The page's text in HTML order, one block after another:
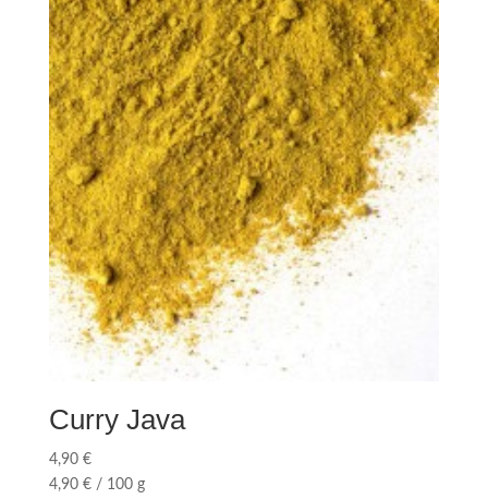
Curry Java
4,90 €
4,90 €/ 100 g